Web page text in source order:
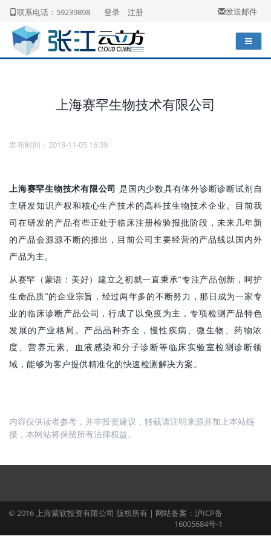
发送邮件
联系电话：59239898 登录 注册
上海赛罕生物技术有限公司
发布时间：2018-11-05 16:39
上海赛罕生物技术有限公司 是国内少数具有体外诊断诊断试剂自
主研发知识产权和核心生产技术的高科技生物技术企业。目前我
司在研发的产品有些正处于临床注册检验报批阶段，未来几年新
的产品会源源不断的推出，目前公司主要经营的产品线以国内外
产品为主。
从赛罕（蒙语：美好）建立之初就一直秉承“专注产品创新，呵护
生命品质”的企业宗旨，经过两年多的不断努力，那日成为一家专
业的临床诊断产品公司，行成了以免疫为主，专项检测产品特色
发展的产业格局。产品品种齐全，慢性疾病、微生物、药物浓
度、营养元素、血液感染和分子诊断等临床实验室检测诊断领
域，能够为客户提供精准化的快速检测解决方案。
内容仅供读者参考，并非投资建议，转载请注明来源并加上本站链
接，本网站将保留所有法律权益。
© 2016 上海紫软投资有限公司 版权所有 | 网站备案：沪ICP备
16005684号-1